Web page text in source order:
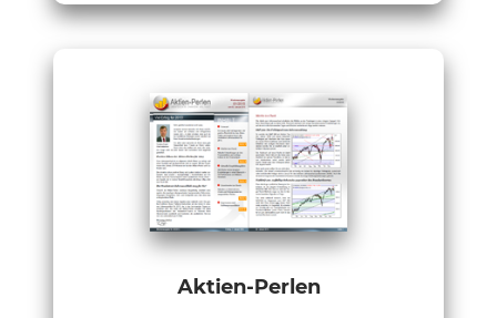
Aktien-Perlen